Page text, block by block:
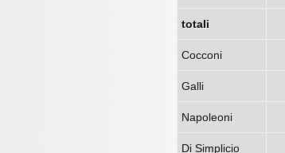
totali
Cocconi
Galli
Napoleoni
Di Simplicio